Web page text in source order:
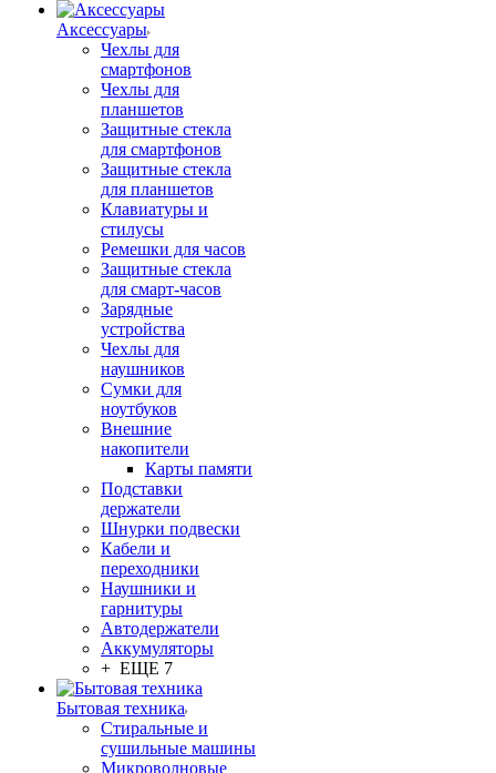
Аксессуары
Чехлы для
смартфонов
Чехлы для
планшетов
Защитные стекла
для смартфонов
Защитные стекла
для планшетов
Клавиатуры и
стилусы
Ремешки для часов
Защитные стекла
для смарт-часов
Зарядные
устройства
Чехлы для
наушников
Сумки для
ноутбуков
Внешние
накопители
Карты памяти
Подставки
держатели
Шнурки подвески
Кабели и
переходники
Наушники и
гарнитуры
Автодержатели
Аккумуляторы
+ ЕЩЕ 7
Бытовая техника
Стиральные и
сушильные машины
Микроволновые